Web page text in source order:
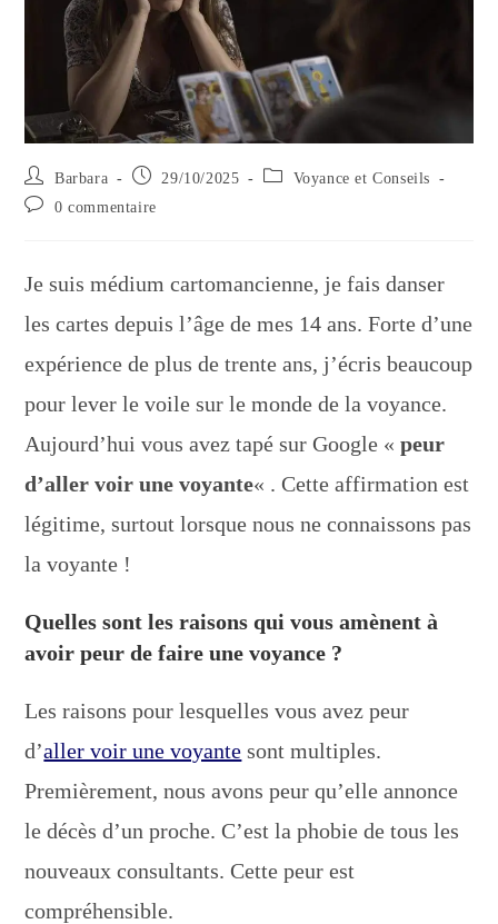
Auteur/autrice
de
la
Barbara
Publication
29/10/2025
Post
Voyance et Conseils
Commentaires
0 commentaire
Je suis médium cartomancienne, je fais danser
les cartes depuis l’âge de mes 14 ans. Forte d’une
expérience de plus de trente ans, j’écris beaucoup
pour lever le voile sur le monde de la voyance.
Aujourd’hui vous avez tapé sur Google «peur
d’aller voir une voyante« . Cette affirmation est
légitime, surtout lorsque nous ne connaissons pas
la voyante !
Quelles sont les raisons qui vous amènent à
avoir peur de faire une voyance ?
Les raisons pour lesquelles vous avez peur
d’aller voir une voyante sont multiples.
Premièrement, nous avons peur qu’elle annonce
le décès d’un proche. C’est la phobie de tous les
nouveaux consultants. Cette peur est
compréhensible.